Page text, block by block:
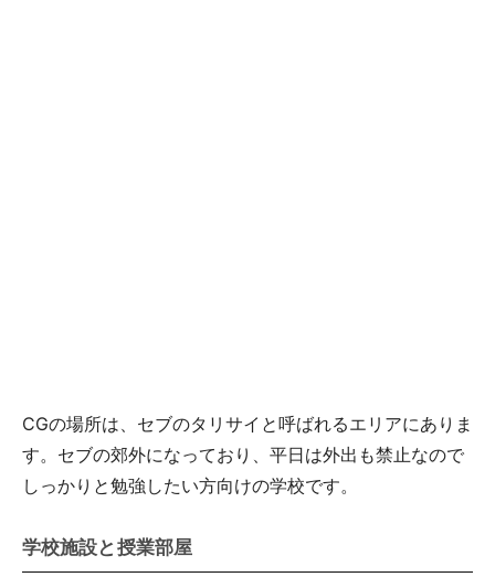
CGの場所は、セブのタリサイと呼ばれるエリアにありま
す。セブの郊外になっており、平日は外出も禁止なので
しっかりと勉強したい方向けの学校です。
学校施設と授業部屋